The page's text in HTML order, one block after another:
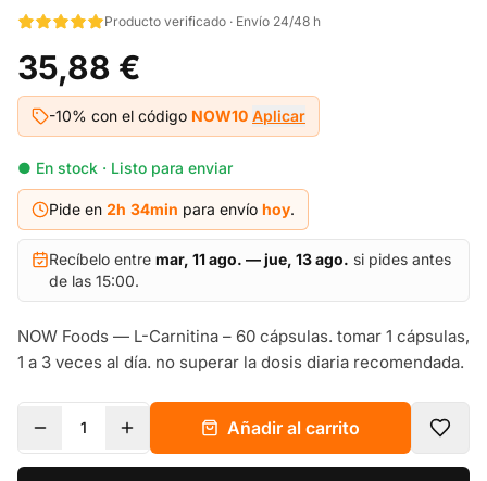
Producto verificado · Envío 24/48 h
35,88 €
-10% con el código NOW10 Aplicar
● En stock · Listo para enviar
Pide en 2h 34min para envío hoy.
Recíbelo entre mar, 11 ago. — jue, 13 ago. si pides antes
de las 15:00.
NOW Foods — L-Carnitina – 60 cápsulas. tomar 1 cápsulas,
1 a 3 veces al día. no superar la dosis diaria recomendada.
1 Añadir al carrito